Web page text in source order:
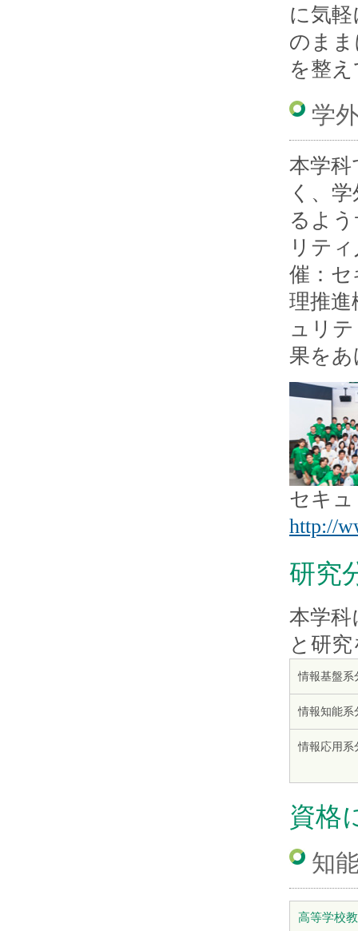
に気
のま
を整
学
本学科
く、
るよ
リテ
催：セ
理推
ュリ
果を
セキ
http://
研究
本学科
と研
情報基盤系
情報知能系
情報応用系
資格
知
高等学校